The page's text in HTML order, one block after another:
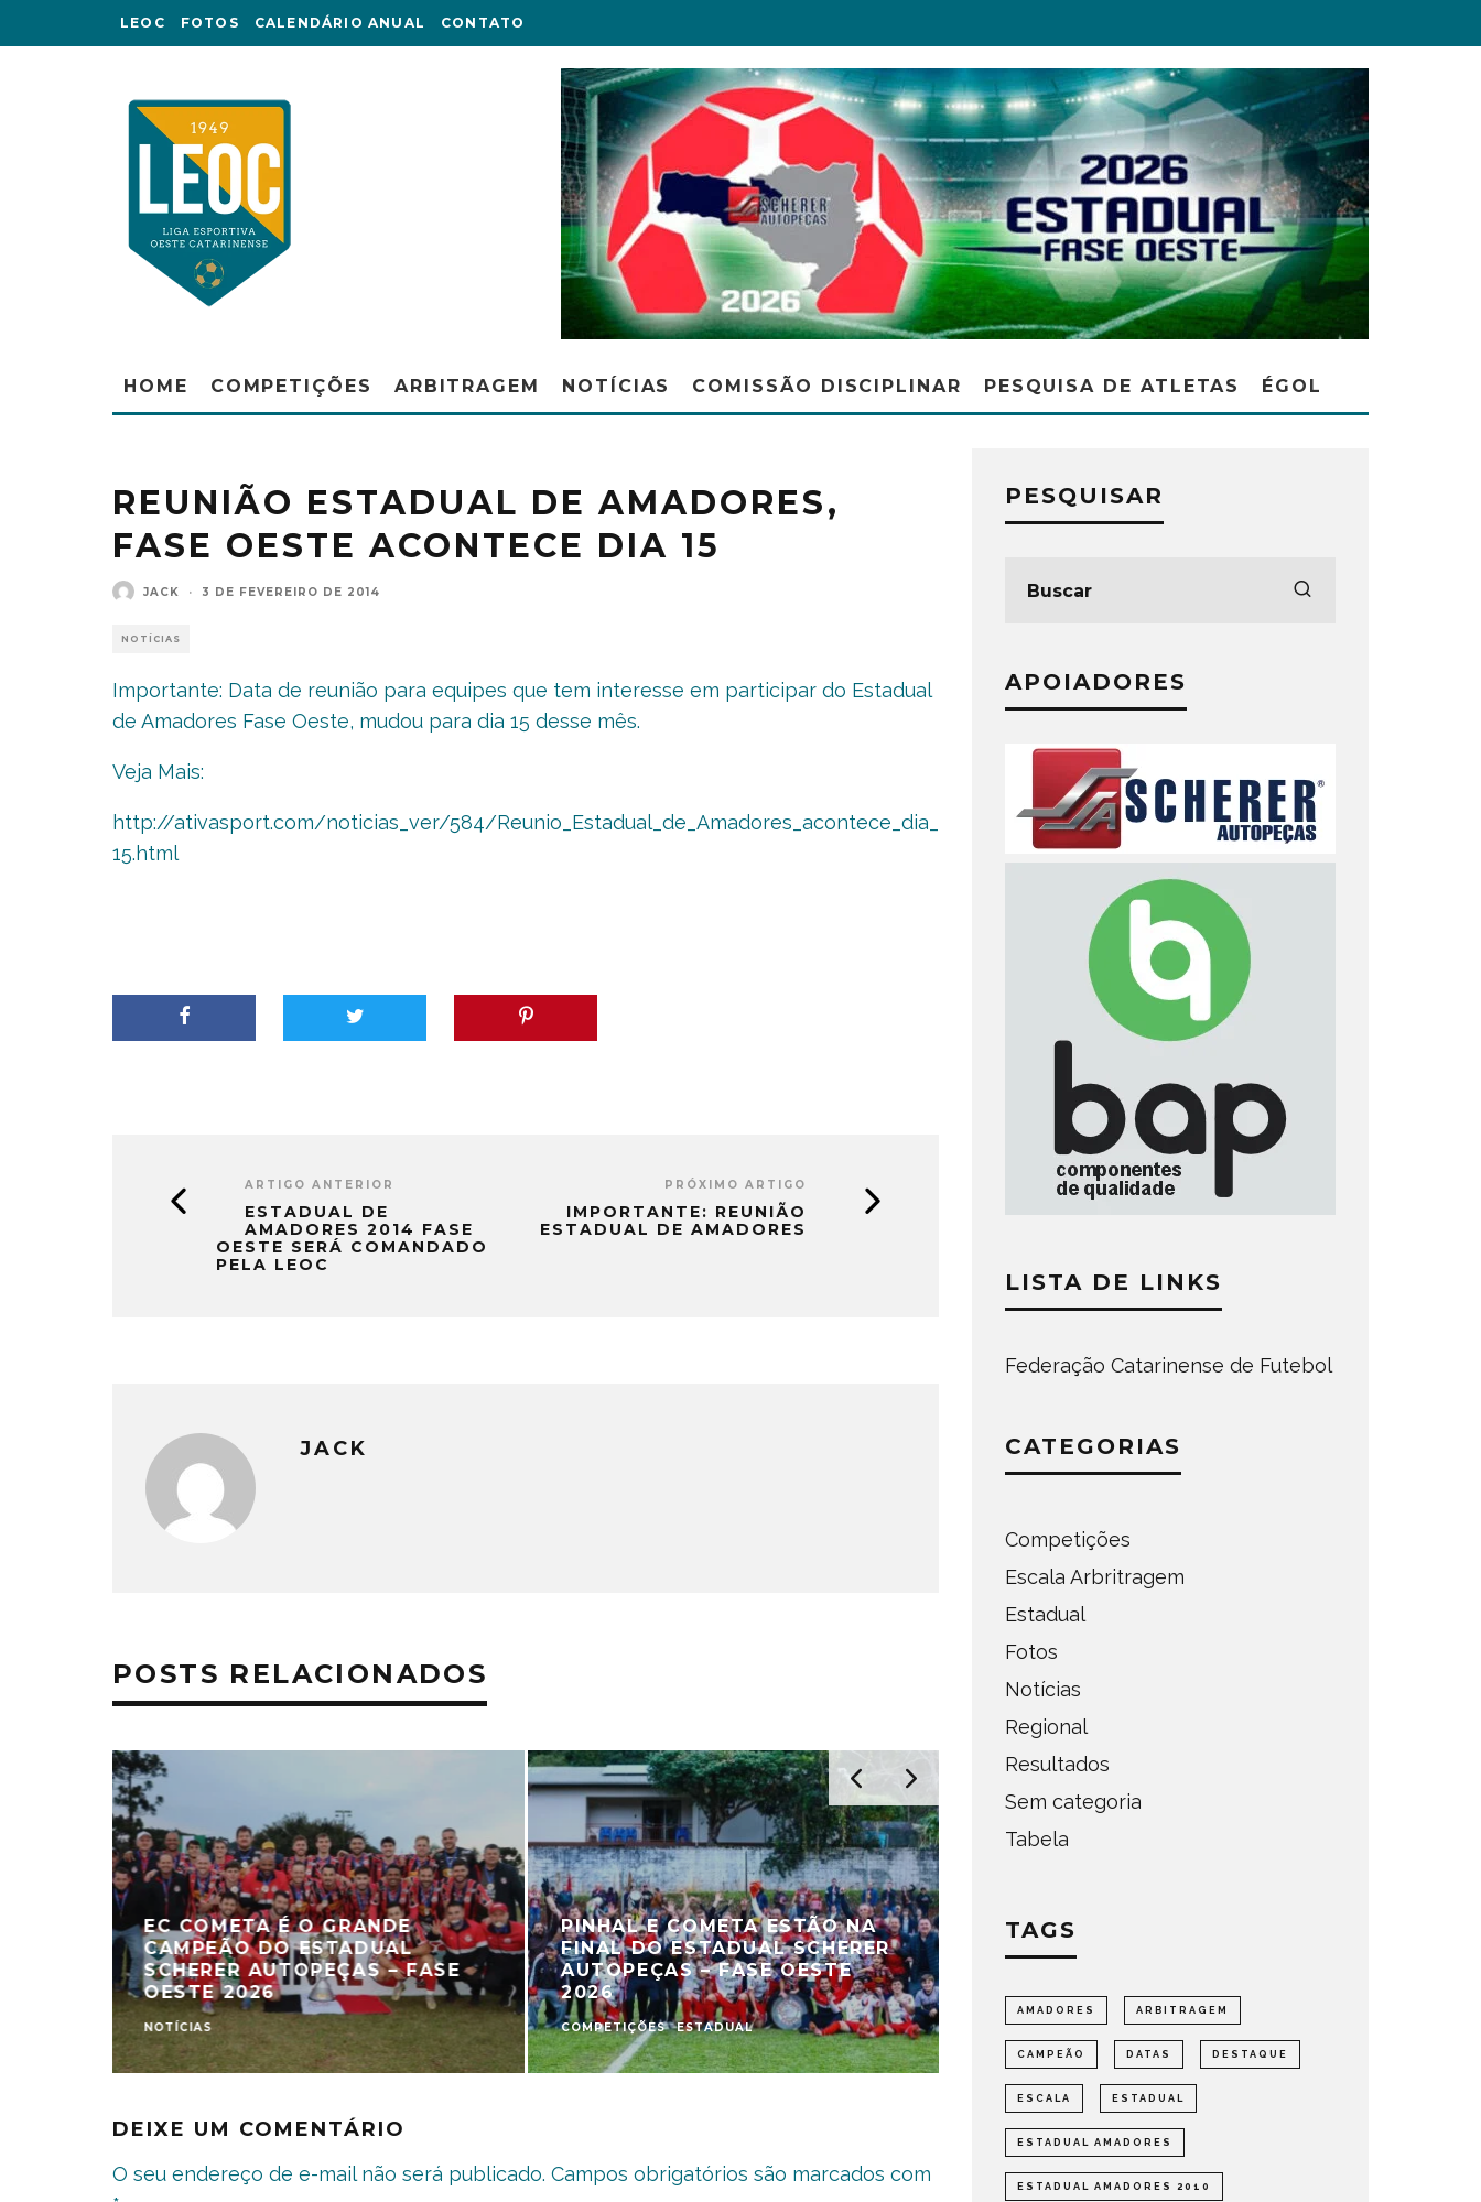
LEOC FOTOS CALENDÁRIO ANUAL CONTATO
HOME COMPETIÇÕES ARBITRAGEM NOTÍCIAS COMISSÃO DISCIPLINAR PESQUISA DE ATLETAS ÉGOL
REUNIÃO ESTADUAL DE AMADORES,
FASE OESTE ACONTECE DIA 15
JACK · 3 DE FEVEREIRO DE 2014
NOTÍCIAS
Importante: Data de reunião para equipes que tem interesse em participar do Estadual
de Amadores Fase Oeste, mudou para dia 15 desse mês.
Veja Mais:
http://ativasport.com/noticias_ver/584/Reunio_Estadual_de_Amadores_acontece_dia_
15.html
ARTIGO ANTERIOR
ESTADUAL DE
AMADORES 2014 FASE
OESTE SERÁ COMANDADO
PELA LEOC
PRÓXIMO ARTIGO
IMPORTANTE: REUNIÃO
ESTADUAL DE AMADORES
JACK
POSTS RELACIONADOS
EC COMETA É O GRANDE
CAMPEÃO DO ESTADUAL
SCHERER AUTOPEÇAS – FASE
OESTE 2026
NOTÍCIAS
PINHAL E COMETA ESTÃO NA
FINAL DO ESTADUAL SCHERER
AUTOPEÇAS – FASE OESTE
2026
COMPETIÇÕES ESTADUAL
FASE OESTE 2026
COMPETIÇÕES ESTADUAL NOTÍCIAS
DEIXE UM COMENTÁRIO
O seu endereço de e-mail não será publicado. Campos obrigatórios são marcados com
PESQUISAR
APOIADORES
LISTA DE LINKS
Federação Catarinense de Futebol
CATEGORIAS
Competições
Escala Arbritragem
Estadual
Fotos
Notícias
Regional
Resultados
Sem categoria
Tabela
TAGS
AMADORES ARBITRAGEM
CAMPEÃO DATAS DESTAQUE
ESCALA ESTADUAL
ESTADUAL AMADORES
ESTADUAL AMADORES 2010